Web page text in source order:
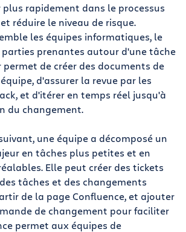
plus rapidement dans le processus
réduire le niveau de risque.
les équipes informatiques, le
prenantes autour d'une tâche
de créer des documents de
d'assurer la revue par les
et d'itérer en temps réel jusqu'à
du changement.
une équipe a décomposé un
en tâches plus petites et en
Elle peut créer des tickets
tâches et des changements
de la page Confluence, et ajouter
de changement pour faciliter
permet aux équipes de